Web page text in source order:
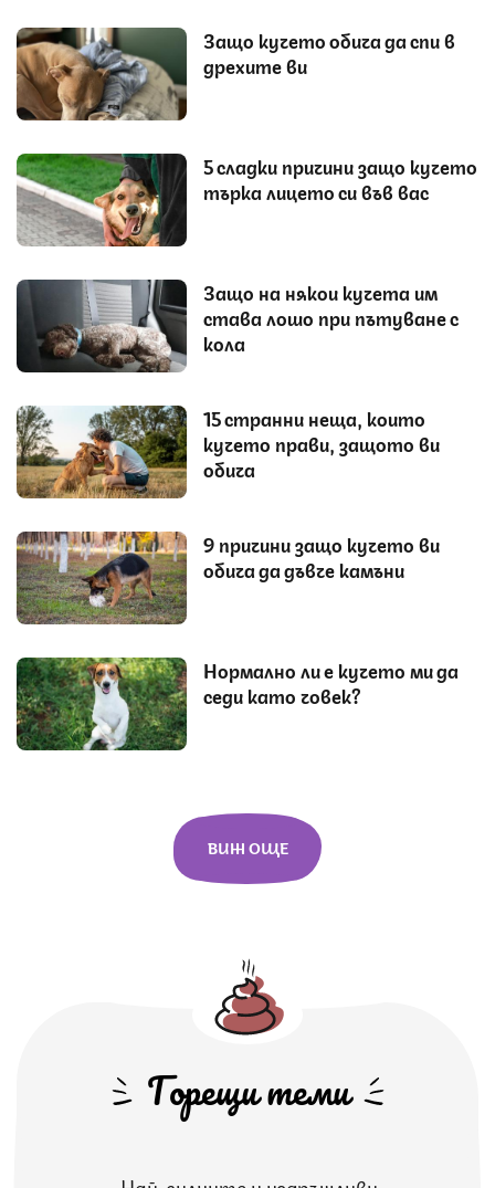
Защо кучето обича да спи в
дрехите ви
5 сладки причини защо кучето
търка лицето си във вас
Защо на някои кучета им
става лошо при пътуване с
кола
15 странни неща, които
кучето прави, защото ви
обича
9 причини защо кучето ви
обича да дъвче камъни
Нормално ли е кучето ми да
седи като човек?
ВИЖ ОЩЕ
Горещи теми